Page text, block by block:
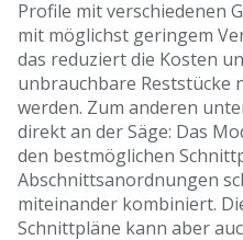
Profile mit verschiedenen
mit möglichst geringem
das reduziert die Kosten
unbrauchbare Reststücke
werden. Zum anderen
direkt an der Säge: Das
den bestmöglichen
Abschnittsanordnungen
miteinander kombiniert.
Schnittpläne kann aber